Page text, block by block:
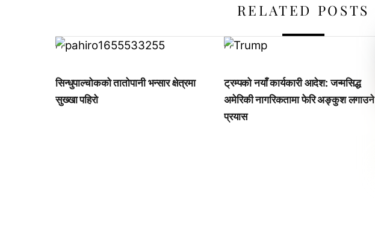
RELATED POSTS
,,
सिन्धुपाल्चोकको तातोपानी भन्सार क्षेत्रमा
सुख्खा पहिरो
,,
ट्रम्पको नयाँ कार्यकारी आदेश: जन्मसिद्ध
अमेरिकी नागरिकतामा फेरि अङ्कुश लगाउने
प्रयास